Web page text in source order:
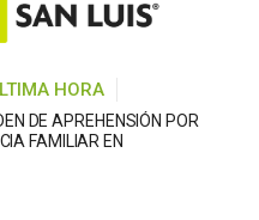
HORA
DE APREHENSIÓN POR
FAMILIAR EN